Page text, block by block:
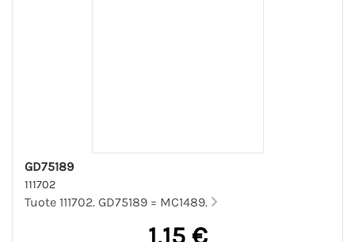
GD75189
111702
Tuote 111702. GD75189 = MC1489.